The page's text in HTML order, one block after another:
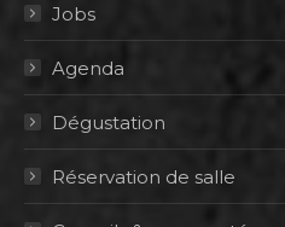
Jobs
Agenda
Dégustation
Réservation de salle